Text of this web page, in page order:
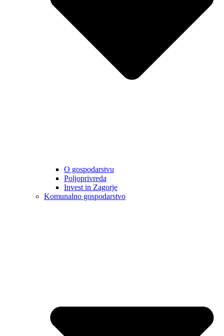
O gospodarstvu
Poljoprivreda
Invest in Zagorje
Komunalno gospodarstvo